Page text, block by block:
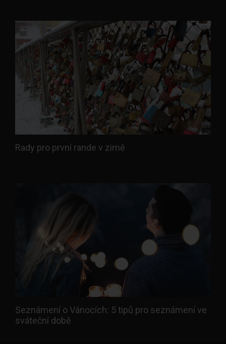
Rady pro první rande v zimě
Seznámení o Vánocích: 5 tipů pro seznámení ve
sváteční době